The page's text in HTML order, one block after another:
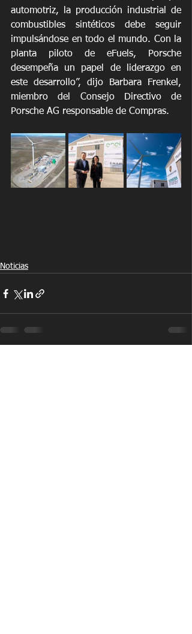
automotriz, la producción industrial de
combustibles sintéticos debe seguir
impulsándose en todo el mundo. Con la
planta piloto de eFuels, Porsche
desempeña un papel de liderazgo en
este desarrollo”, dijo Barbara Frenkel,
miembro del Consejo Directivo de
Porsche AG responsable de Compras.
Noticias